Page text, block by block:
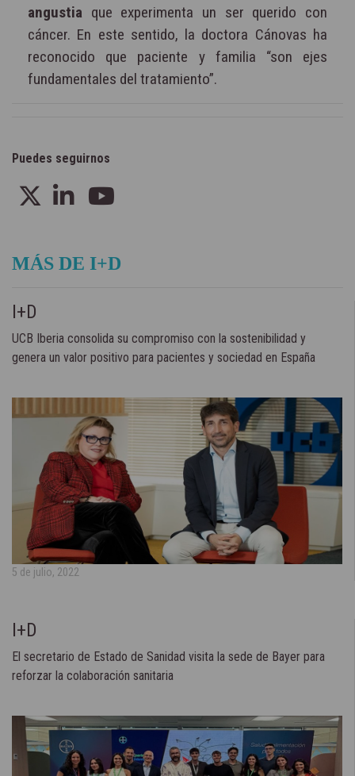
angustia que experimenta un ser querido con
cáncer. En este sentido, la doctora Cánovas ha
reconocido que paciente y familia “son ejes
fundamentales del tratamiento”.
Puedes seguirnos
MÁS DE I+D
I+D
UCB Iberia consolida su compromiso con la sostenibilidad y
genera un valor positivo para pacientes y sociedad en España
5 de julio, 2022
I+D
El secretario de Estado de Sanidad visita la sede de Bayer para
reforzar la colaboración sanitaria